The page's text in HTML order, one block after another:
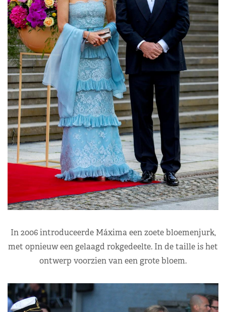
In 2006 introduceerde Máxima een zoete bloemenjurk,
met opnieuw een gelaagd rokgedeelte. In de taille is het
ontwerp voorzien van een grote bloem.